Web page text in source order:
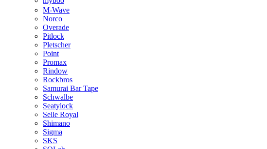
M-Wave
Norco
Overade
Pitlock
Pletscher
Point
Promax
Rindow
Rockbros
Samurai Bar Tape
Schwalbe
Seatylock
Selle Royal
Shimano
Sigma
SKS